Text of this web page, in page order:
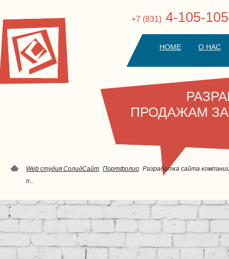
+7 (831) 4-105-105
ПРОДАЖАМ
HOME О НАС
Web студия СолидСайт Портфолио Разработка сайта
п...